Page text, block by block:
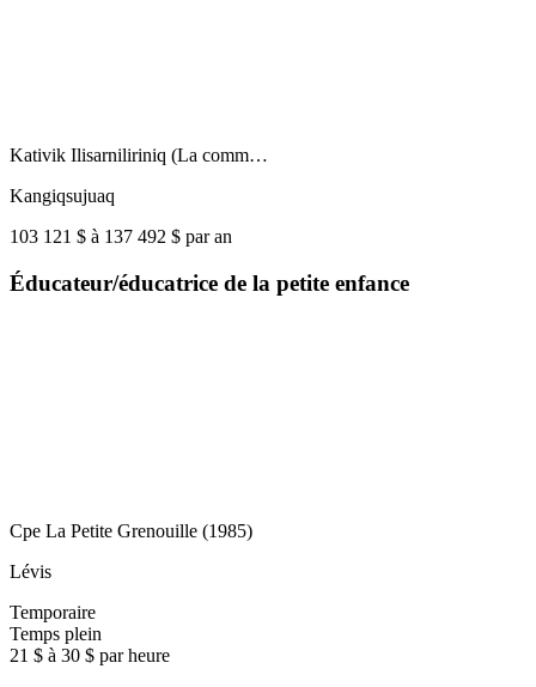
Kativik Ilisarniliriniq (La comm…
Kangiqsujuaq
103 121 $ à 137 492 $ par an
Éducateur/éducatrice de la petite enfance
Cpe La Petite Grenouille (1985)
Lévis
Temporaire
Temps plein
21 $ à 30 $ par heure